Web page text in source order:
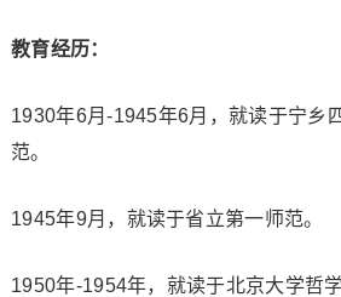
教育经历：
1930年6月-1945年6月，就读于宁乡
范。
1945年9月，就读于省立第一师范。
1950年-1954年，就读于北京大学哲学